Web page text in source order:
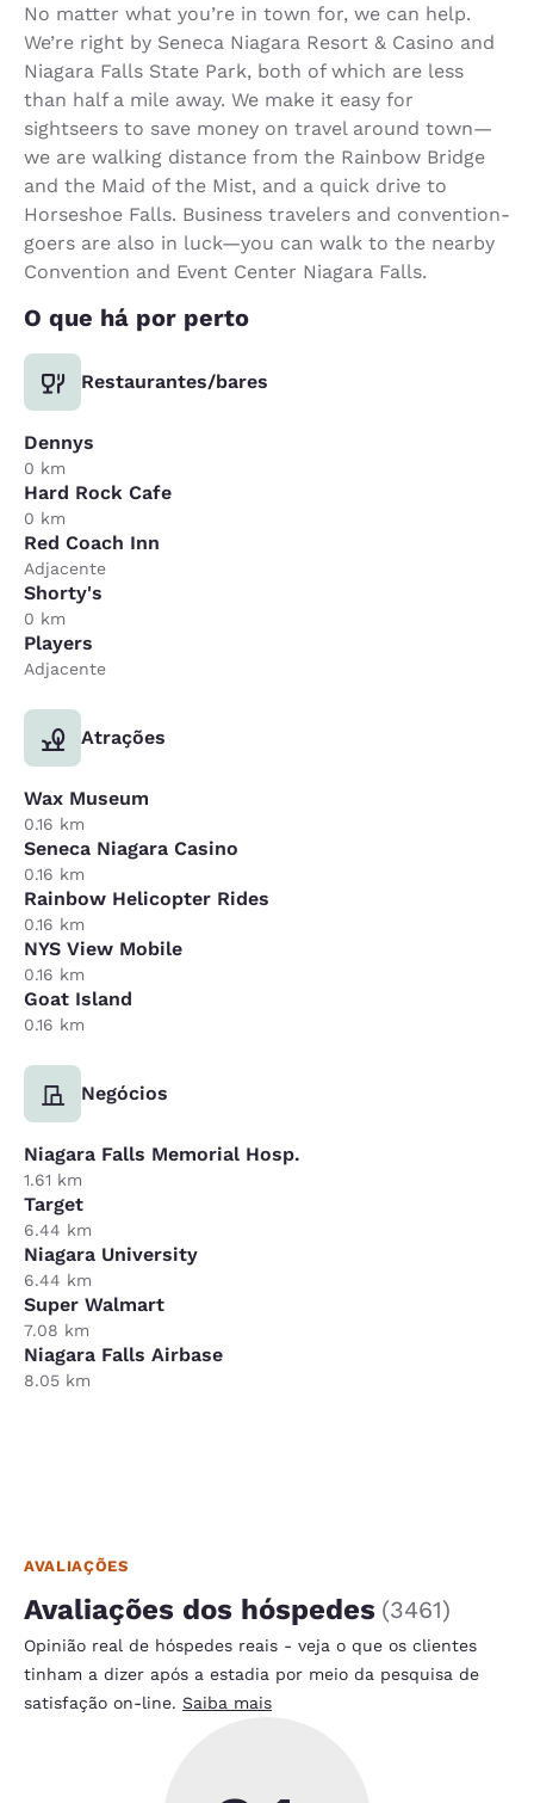
No matter what you’re in town for, we can help.
We’re right by Seneca Niagara Resort & Casino and
Niagara Falls State Park, both of which are less
than half a mile away. We make it easy for
sightseers to save money on travel around town—
we are walking distance from the Rainbow Bridge
and the Maid of the Mist, and a quick drive to
Horseshoe Falls. Business travelers and convention-
goers are also in luck—you can walk to the nearby
Convention and Event Center Niagara Falls.
O que há por perto
Restaurantes/bares
Dennys
0 km
Hard Rock Cafe
0 km
Red Coach Inn
Adjacente
Shorty's
0 km
Players
Adjacente
Atrações
Wax Museum
0.16 km
Seneca Niagara Casino
0.16 km
Rainbow Helicopter Rides
0.16 km
NYS View Mobile
0.16 km
Goat Island
0.16 km
Negócios
Niagara Falls Memorial Hosp.
1.61 km
Target
6.44 km
Niagara University
6.44 km
Super Walmart
7.08 km
Niagara Falls Airbase
8.05 km
AVALIAÇÕES
Avaliações dos hóspedes (3461)
Opinião real de hóspedes reais - veja o que os clientes
tinham a dizer após a estadia por meio da pesquisa de
satisfação on-line. Saiba mais